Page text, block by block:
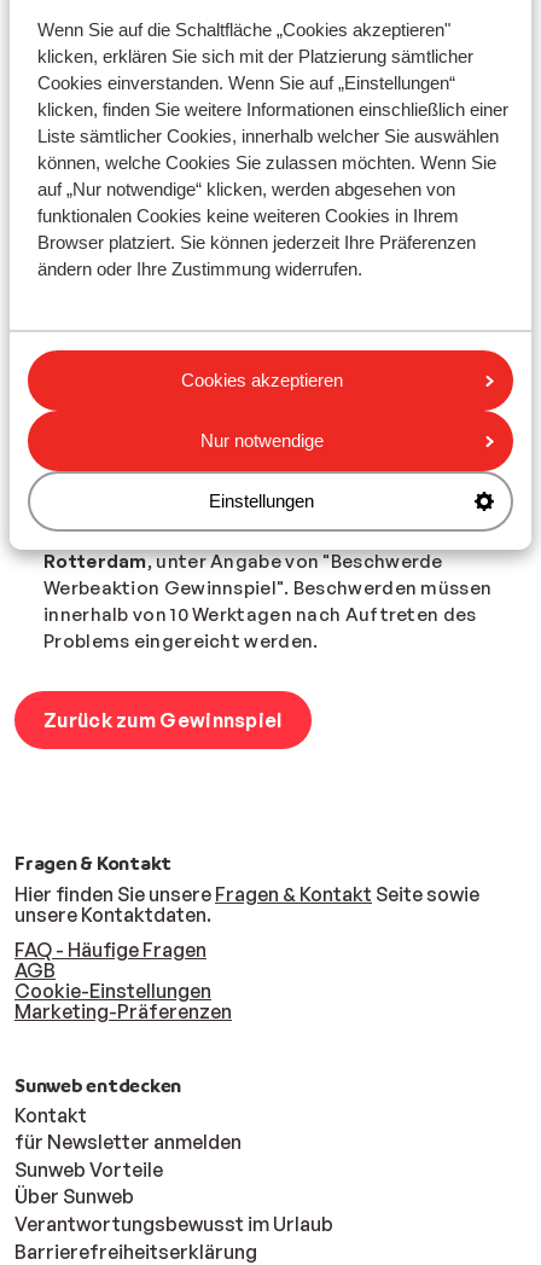
Wenn Sie auf die Schaltfläche „Cookies akzeptieren"
klicken, erklären Sie sich mit der Platzierung sämtlicher
Cookies einverstanden. Wenn Sie auf „Einstellungen“
klicken, finden Sie weitere Informationen einschließlich einer
Liste sämtlicher Cookies, innerhalb welcher Sie auswählen
können, welche Cookies Sie zulassen möchten. Wenn Sie
auf „Nur notwendige“ klicken, werden abgesehen von
funktionalen Cookies keine weiteren Cookies in Ihrem
Browser platziert. Sie können jederzeit Ihre Präferenzen
ändern oder Ihre Zustimmung widerrufen.
Cookies akzeptieren
Nur notwendige
Einstellungen
Meta (Facebook, Instagram) sowie weitere
beauftragte Dienstleister und Dritte sind nicht für
Schäden jeglicher Art verantwortlich, die durch die
Teilnahme an dieser Aktion entstehen.
Sunweb legt großen Wert auf den Schutz Ihrer Daten
und verarbeitet diese gemäß der
Datenschutzrichtlinievon Sunweb.
Sonstiges:
oder einzustellen.
Alle Streitigkeiten im Zusammenhang mit der Aktion
unterliegen ausschließlich der Zuständigkeit des
zuständigen Gerichts in Rotterdam und werden
nach niederländischem Recht behandelt.
Beschwerden zu dieser Aktion können schriftlich an
Sunweb unter folgender Adresse eingereicht
werden:Sunweb, Postfach 1439, 3000 BK
Rotterdam, unter Angabe von "Beschwerde
Werbeaktion Gewinnspiel". Beschwerden müssen
innerhalb von 10 Werktagen nach Auftreten des
Problems eingereicht werden.
Zurück zum Gewinnspiel
Fragen & Kontakt
Hier finden Sie unsere Fragen & Kontakt Seite sowie
unsere Kontaktdaten.
FAQ - Häufige Fragen
AGB
Cookie-Einstellungen
Marketing-Präferenzen
Sunweb entdecken
Kontakt
für Newsletter anmelden
Sunweb Vorteile
Über Sunweb
Verantwortungsbewusst im Urlaub
Barrierefreiheitserklärung